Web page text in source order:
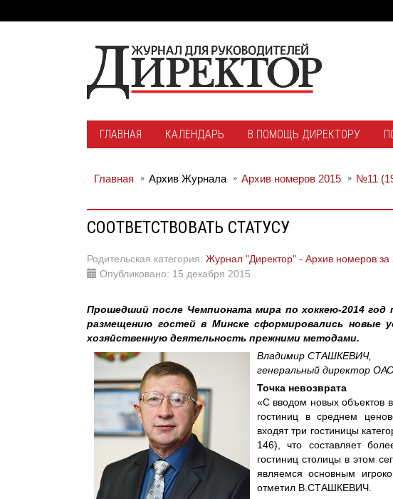
ГЛАВНАЯ КАЛЕНДАРЬ В ПОМОЩЬ ДИРЕКТОРУ
Главная Архив Журнала Архив номеров 2015 №11
СООТВЕТСТВОВАТЬ СТАТУСУ
Родительская категория: Журнал "Директор" - Архив номеров за
Опубликовано: 15 декабря 2015
Прошедший после Чемпионата мира по хоккею-2014 год
размещению гостей в Минске сформировались новые
хозяйственную деятельность прежними методами.
Владимир СТАШКЕВИЧ,
генеральный директор
Точка невозврата
«С вводом новых объектов
гостиниц в среднем
входят три гостиницы
146), что составляет
гостиниц столицы в этом
являемся основным
отметил В.СТАШКЕВИЧ.